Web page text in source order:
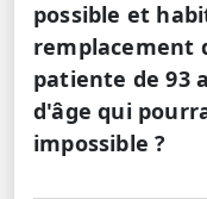
possible et
remplacement
patiente de 93
d'âge qui
impossible ?